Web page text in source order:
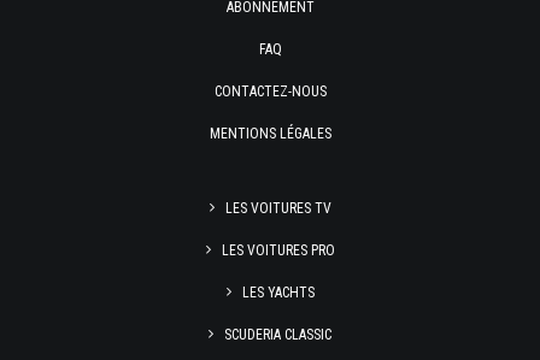
ABONNEMENT
FAQ
CONTACTEZ-NOUS
MENTIONS LÉGALES
LES VOITURES TV
LES VOITURES PRO
LES YACHTS
SCUDERIA CLASSIC